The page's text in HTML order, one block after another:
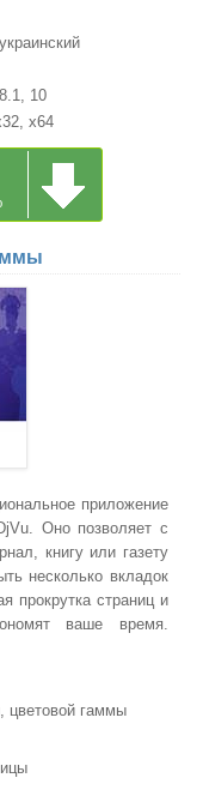
10
x64
приложение
Оно позволяет с
книгу или газету
несколько вкладок
прокрутка страниц и
ваше время.
цветовой гаммы